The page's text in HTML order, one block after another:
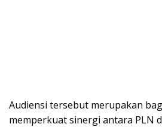
Audiensi tersebut merupakan
memperkuat sinergi antara PLN